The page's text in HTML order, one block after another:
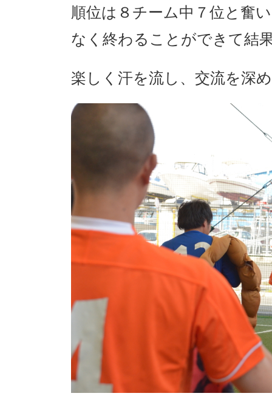
順位は８チーム中７位と奮
なく終わることができて結
楽しく汗を流し、交流を深